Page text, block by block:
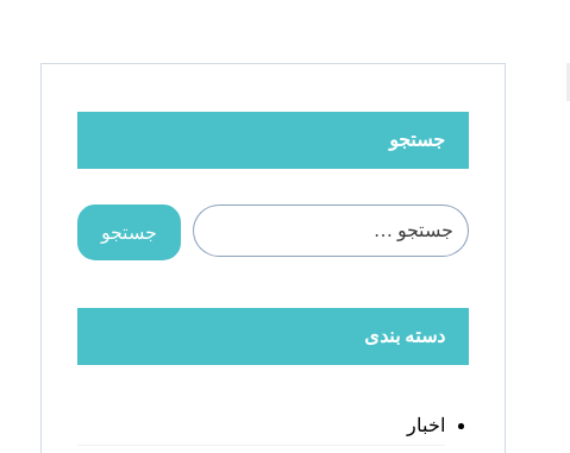
جستجو
دسته بندی
اخبار